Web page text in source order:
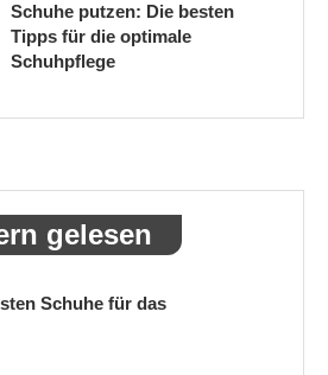
Schuhe putzen: Die besten
Tipps für die optimale
Schuhpflege
gelesen
Schuhe für das